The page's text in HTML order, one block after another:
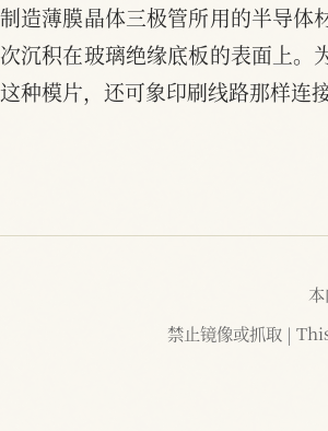
制造薄膜晶体三极管所用的半导体
次沉积在玻璃绝缘底板的表面上。
这种模片，还可象印刷线路那样连
禁止镜像或抓取 |